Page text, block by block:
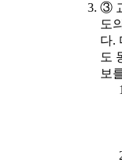
③
도
다.
도
보